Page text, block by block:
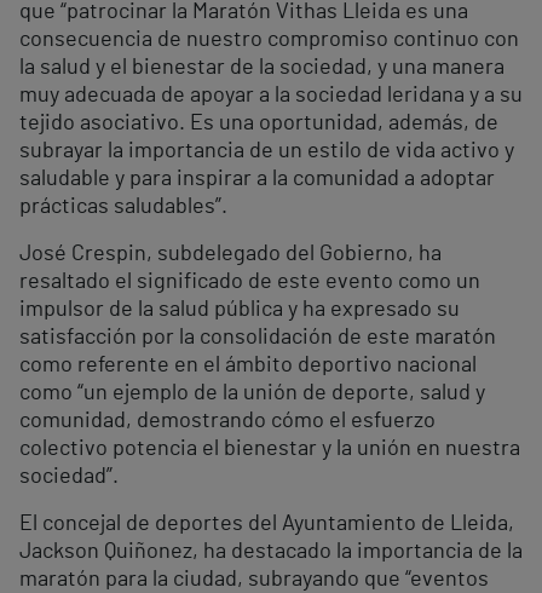
que “patrocinar la Maratón Vithas Lleida es una
consecuencia de nuestro compromiso continuo con
la salud y el bienestar de la sociedad, y una manera
muy adecuada de apoyar a la sociedad leridana y a su
tejido asociativo. Es una oportunidad, además, de
subrayar la importancia de un estilo de vida activo y
saludable y para inspirar a la comunidad a adoptar
prácticas saludables”.
José Crespin, subdelegado del Gobierno, ha
resaltado el significado de este evento como un
impulsor de la salud pública y ha expresado su
satisfacción por la consolidación de este maratón
como referente en el ámbito deportivo nacional
como “un ejemplo de la unión de deporte, salud y
comunidad, demostrando cómo el esfuerzo
colectivo potencia el bienestar y la unión en nuestra
sociedad”.
El concejal de deportes del Ayuntamiento de Lleida,
Jackson Quiñonez, ha destacado la importancia de la
maratón para la ciudad, subrayando que “eventos